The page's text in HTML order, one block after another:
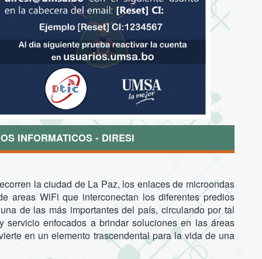
INFORMATICOS - DIRESI
la ciudad de La Paz, los enlaces de microondas
areas WiFi que interconectan los diferentes predios
de las más importantes del país, circulando por tal
servicio enfocados a brindar soluciones en las áreas
en un elemento trascendental para la vida de una